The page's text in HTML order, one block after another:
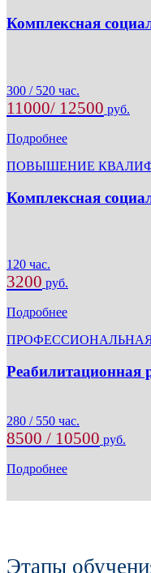
Комплексная
300 / 520 час.
11000/ 12500 руб.
Подробнее
ПОВЫШЕНИЕ
Комплексная
120 час.
3200 руб.
Подробнее
Реабилитационная
280 / 550 час.
8500 / 10500 руб.
Подробнее
Этапы